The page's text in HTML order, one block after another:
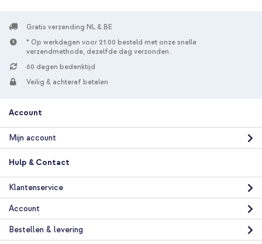
Gratis verzending NL & BE
* Op werkdagen voor 21:00 besteld met onze snelle
verzendmethode, dezelfde dag verzonden.
60 dagen bedenktijd
Veilig & achteraf betalen
Account
Mijn account
Hulp & Contact
Klantenservice
Account
Bestellen & levering